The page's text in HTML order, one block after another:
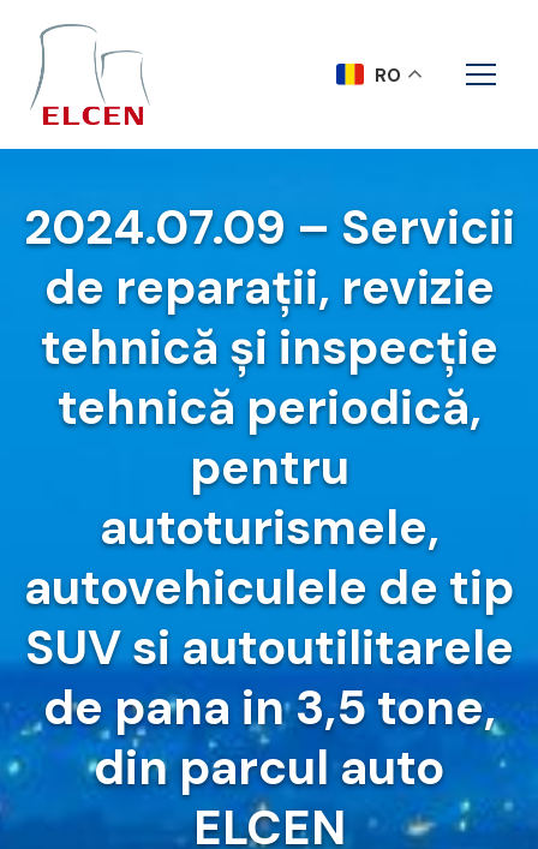
2024.07.09 – Servicii
de reparaţii, revizie
tehnică şi inspecţie
tehnică periodică,
pentru
autoturismele,
autovehiculele de tip
SUV si autoutilitarele
de pana in 3,5 tone,
din parcul auto
ELCEN
RO